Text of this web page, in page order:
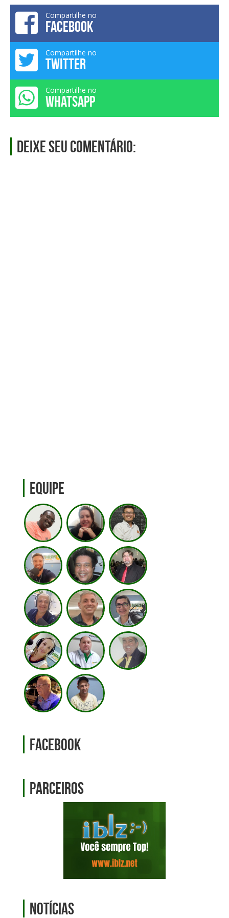
Compartilhe no
FACEBOOK
Compartilhe no
TWITTER
Compartilhe no
WHATSAPP
Deixe seu comentário:
Equipe
Facebook
Parceiros
Notícias